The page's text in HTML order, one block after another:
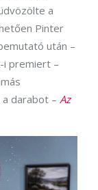
a
Pinter
után –
i premiert –
darabot – Az